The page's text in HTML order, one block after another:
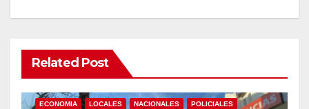
Related Post
ECONOMIA LOCALES NACIONALES POLICIALES